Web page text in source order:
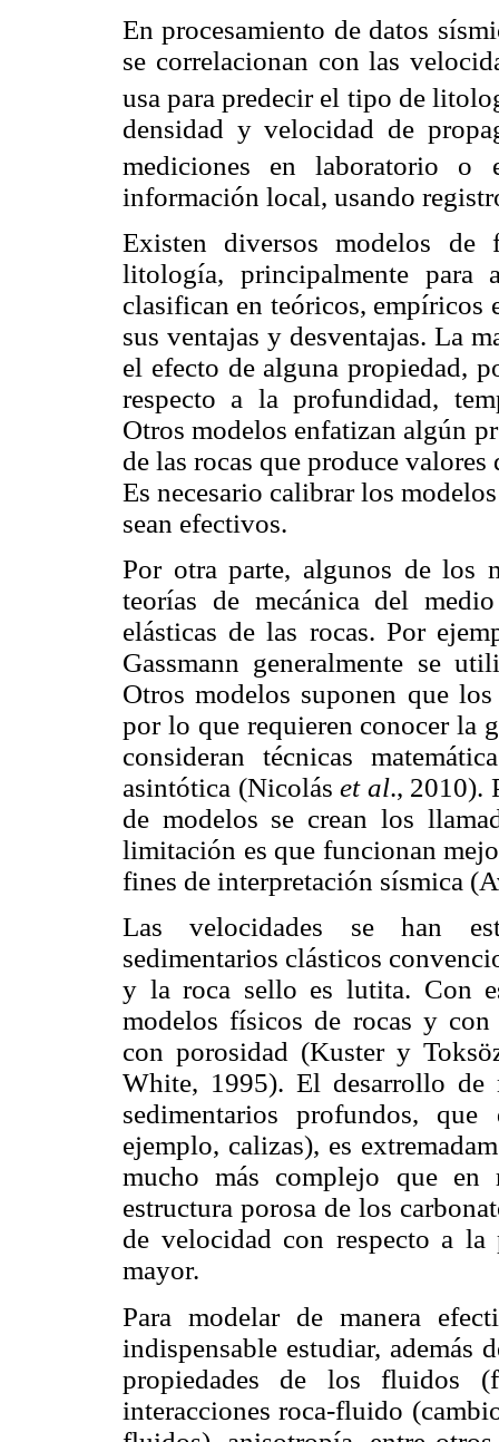
En procesamiento de datos
se correlacionan con las
usa para predecir el tipo de
densidad y velocidad de
mediciones en laboratorio o
información local, usando
Existen diversos modelos
litología, principalmente para
clasifican en teóricos, empíricos
sus ventajas y desventajas. La
el efecto de alguna propiedad,
respecto a la profundidad,
Otros modelos enfatizan algún
de las rocas que produce
Es necesario calibrar los
sean efectivos.
Por otra parte, algunos de los
teorías de mecánica del
elásticas de las rocas. Por
Gassmann generalmente se
Otros modelos suponen que
por lo que requieren conocer la
consideran técnicas
asintótica (Nicoláset al., 2010).
de modelos se crean los
limitación es que funcionan
fines de interpretación sísmica
Las velocidades se han
sedimentarios clásticos
y la roca sello es lutita. Con
modelos físicos de rocas y con
con porosidad (Kuster y
White, 1995). El desarrollo de
sedimentarios profundos,
ejemplo, calizas), es
mucho más complejo que en
estructura porosa de los
de velocidad con respecto a
mayor.
Para modelar de manera
indispensable estudiar,
propiedades de los fluidos
interacciones roca-fluido